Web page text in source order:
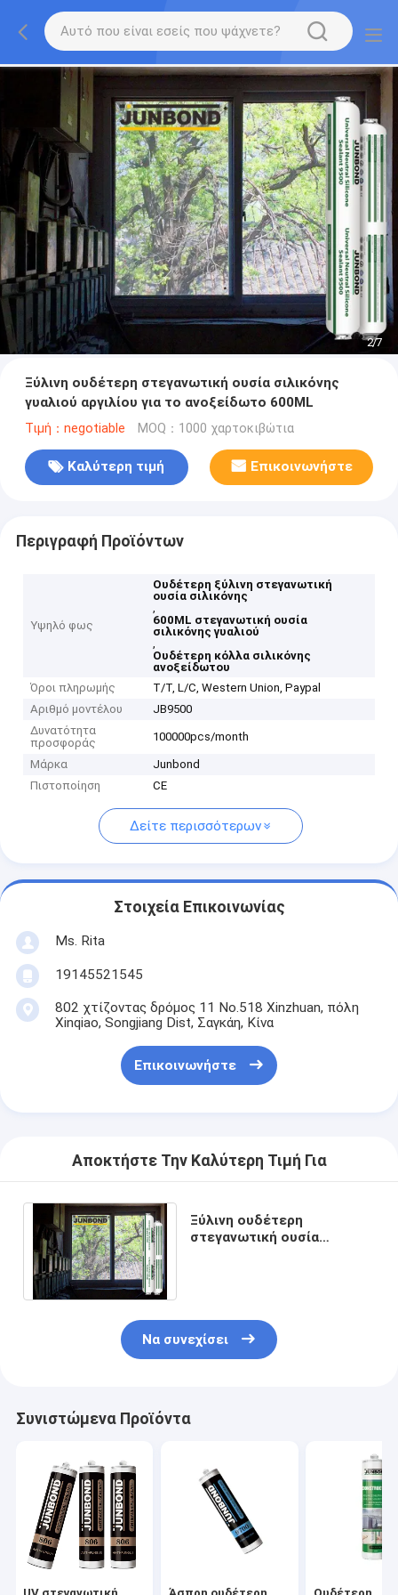
2/7
Ξύλινη ουδέτερη στεγανωτική ουσία σιλικόνης
γυαλιού αργιλίου για το ανοξείδωτο 600ML
Τιμή：negotiable MOQ：1000 χαρτοκιβώτια
Καλύτερη τιμή Επικοινωνήστε
Περιγραφή Προϊόντων
Υψηλό φως
Ουδέτερη ξύλινη στεγανωτική
ουσία σιλικόνης
,
600ML στεγανωτική ουσία
σιλικόνης γυαλιού
,
Ουδέτερη κόλλα σιλικόνης
ανοξείδωτου
Όροι πληρωμής
T/T, L/C, Western Union, Paypal
Αριθμό μοντέλου
JB9500
Δυνατότητα
προσφοράς
100000pcs/month
Μάρκα
Junbond
Πιστοποίηση
CE
Δείτε περισσότερων
Στοιχεία Επικοινωνίας
Ms. Rita
19145521545
802 χτίζοντας δρόμος 11 No.518 Xinzhuan, πόλη
Xinqiao, Songjiang Dist, Σαγκάη, Κίνα
Επικοινωνήστε
Αποκτήστε Την Καλύτερη Τιμή Για
Ξύλινη ουδέτερη
στεγανωτική ουσία
Να συνεχίσει
Συνιστώμενα Προϊόντα